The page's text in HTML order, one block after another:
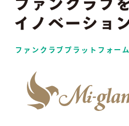
ファンクラブプラットフォーム